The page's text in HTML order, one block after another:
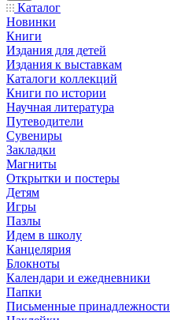
Каталог
Новинки
Книги
Издания для детей
Издания к выставкам
Каталоги коллекций
Книги по истории
Научная литература
Путеводители
Сувениры
Закладки
Магниты
Открытки и постеры
Детям
Игры
Пазлы
Идем в школу
Канцелярия
Блокноты
Календари и ежедневники
Папки
Письменные принадлежности